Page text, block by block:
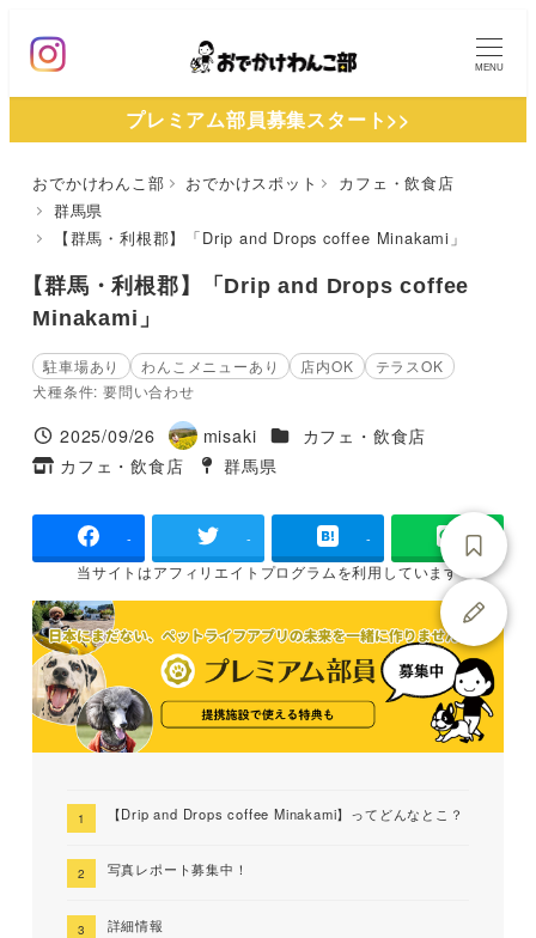
ン
MENU
プレミアム部員募集スタート>>
おでかけわんこ部 おでかけスポット
カフェ・飲食店
群馬県
【群馬・利根郡】「Drip and Drops coffee Minakami」
【群馬・利根郡】「Drip and Drops coffee
Minakami」
駐車場あり わんこメニューあり 店内OK
テラスOK
犬種条件: 要問い合わせ
投稿日
2025/09/26
著
者
misaki 施設ジャンル
カフェ・飲食店
タグ
カフェ・飲食店
タグ
群馬県
- - -
当サイトはアフィリエイトプログラムを利用しています
【Drip and Drops coffee Minakami】ってどんなとこ？
写真レポート募集中！
詳細情報